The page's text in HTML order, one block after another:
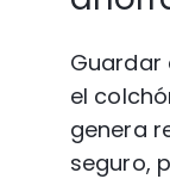
Guardar
el
genera
seguro,